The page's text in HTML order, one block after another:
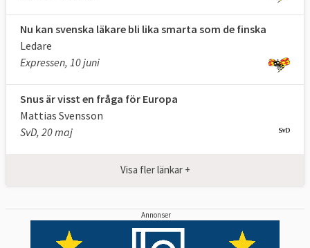
Nu kan svenska läkare bli lika smarta som de finska
Ledare
Expressen, 10 juni
Snus är visst en fråga för Europa
Mattias Svensson
SvD, 20 maj
Visa fler länkar +
Annonser